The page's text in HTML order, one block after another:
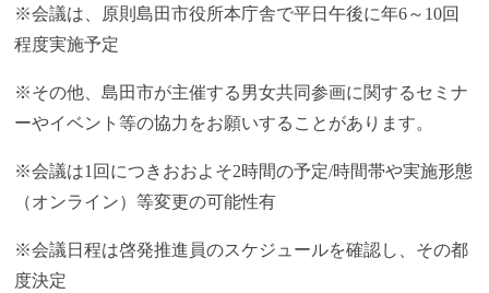
※会議は、原則島田市役所本庁舎で平日午後に年6～10回
程度実施予定
※その他、島田市が主催する男女共同参画に関するセミナ
ーやイベント等の協力をお願いすることがあります。
※会議は1回につきおおよそ2時間の予定/時間帯や実施形態
（オンライン）等変更の可能性有
※会議日程は啓発推進員のスケジュールを確認し、その都
度決定